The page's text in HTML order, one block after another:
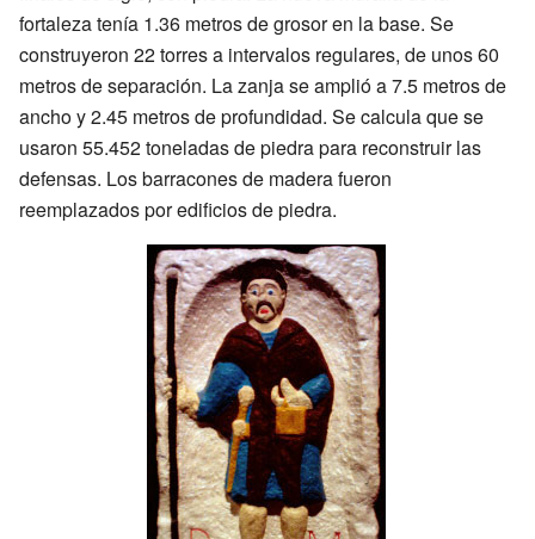
fortaleza tenía 1.36 metros de grosor en la base. Se
construyeron 22 torres a intervalos regulares, de unos 60
metros de separación. La zanja se amplió a 7.5 metros de
ancho y 2.45 metros de profundidad. Se calcula que se
usaron 55.452 toneladas de piedra para reconstruir las
defensas. Los barracones de madera fueron
reemplazados por edificios de piedra.